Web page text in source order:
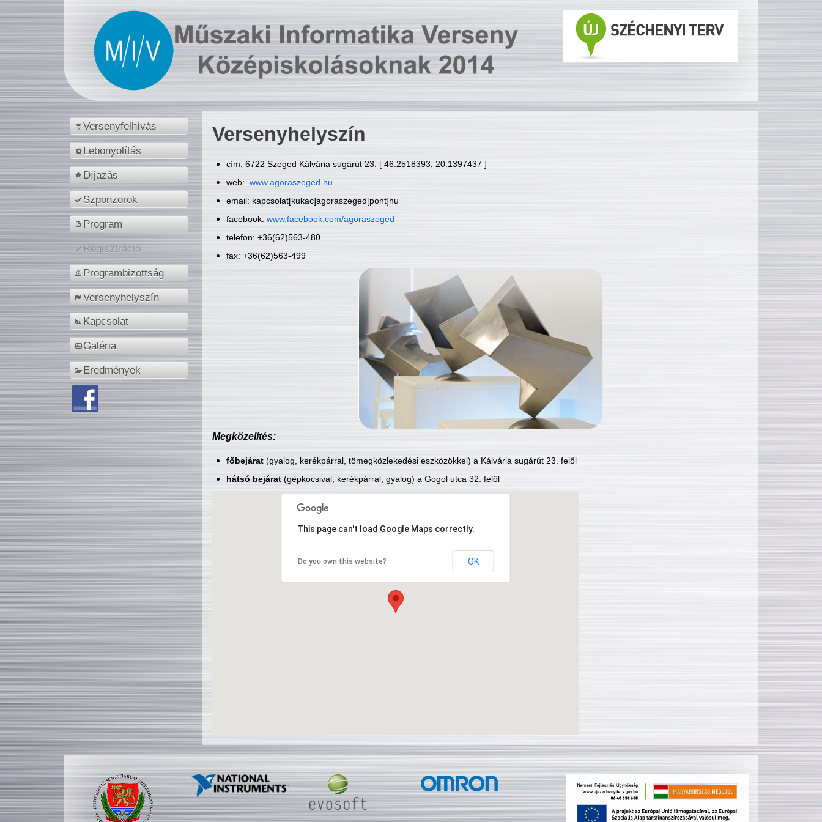
Versenyfelhívás
Lebonyolítás
Díjazás
Szponzorok
Program
Regisztráció
Programbizottság
Versenyhelyszín
Kapcsolat
Galéria
Eredmények
Versenyhelyszín
cím: 6722 Szeged Kálvária sugárút 23. [ 46.2518393, 20.1397437 ]
web: www.agoraszeged.hu
email: kapcsolat[kukac]agoraszeged[pont]hu
facebook: www.facebook.com/agoraszeged
telefon: +36(62)563-480
fax: +36(62)563-499
Megközelítés:
főbejárat(gyalog, kerékpárral, tömegközlekedési eszközökkel) a Kálvária sugárút 23. felől
hátsó bejárat(gépkocsival, kerékpárral, gyalog) a Gogol utca 32. felől
This page can't load Google Maps correctly.
Do you own this website? OK